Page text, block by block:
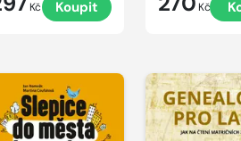
Kč Koupit Kč